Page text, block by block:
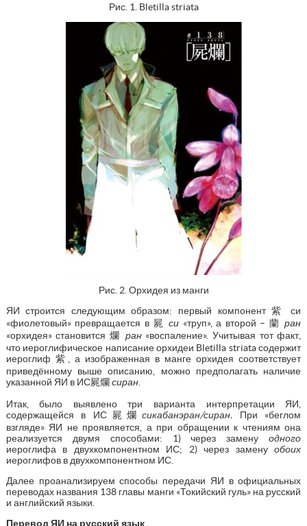
Рис. 1. Bletilla striata
Рис. 2. Орхидея из манги
ЯИ строится следующим образом: первый компонент 紫 си
«фиолетовый» превращается в 屍 си «труп», а второй – 蘭ран
«орхидея» становится 爛 ран «воспаление». Учитывая тот факт,
что иероглифическое написание орхидеи Bletilla striata содержит
иероглиф 紫, а изображенная в манге орхидея соответствует
приведённому выше описанию, можно предполагать наличие
указанной ЯИ в ИС屍爛 сиран.
Итак, было выявлено три варианта интерпретации ЯИ,
содержащейся в ИС屍爛 сикабанэран/сиран.При «беглом
взгляде» ЯИ не проявляется, а при обращении к чтениям она
реализуется двумя способами: 1) через заменуодного
иероглифа в двухкомпонентном ИС; 2) через заменуобоих
иероглифов в двухкомпонентном ИС.
Далее проанализируем способы передачи ЯИ в официальных
переводах названия 138 главы манги «Токийский гуль» на русский
и английский языки.
Перевод ЯИ на русский язык